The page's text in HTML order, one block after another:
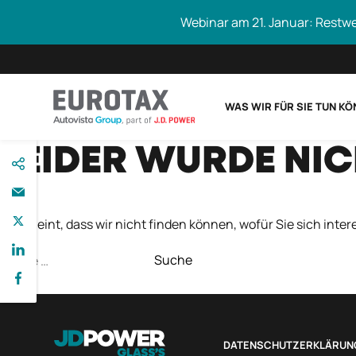
zum
Inhalt
Webinar am 21. Januar:
WAS WIR FÜR SIE TUN
Eurotax
LEIDER WURDE
Es scheint, dass wir nicht finden können, wofür Sie sich
Suche
nach: